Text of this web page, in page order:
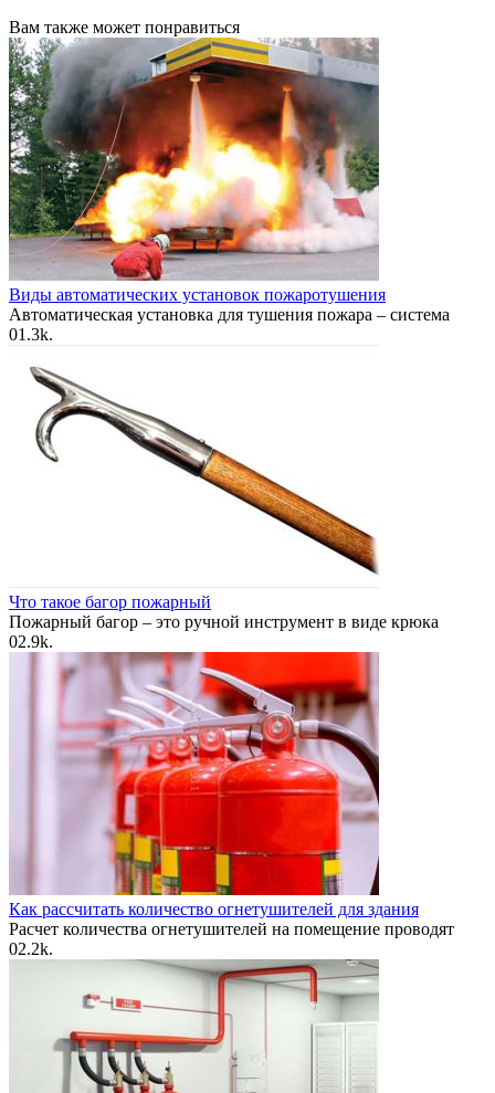
Вам также может понравиться
Виды автоматических установок пожаротушения
Автоматическая установка для тушения пожара – система
01.3k.
Что такое багор пожарный
Пожарный багор – это ручной инструмент в виде крюка
02.9k.
Как рассчитать количество огнетушителей для здания
Расчет количества огнетушителей на помещение проводят
02.2k.